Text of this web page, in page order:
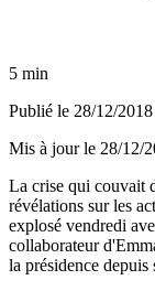
5 min
Publié le 28/12/
Mis à jour le 28/12/
La crise qui couvait
révélations sur les
explosé vendredi
collaborateur
la présidence depuis